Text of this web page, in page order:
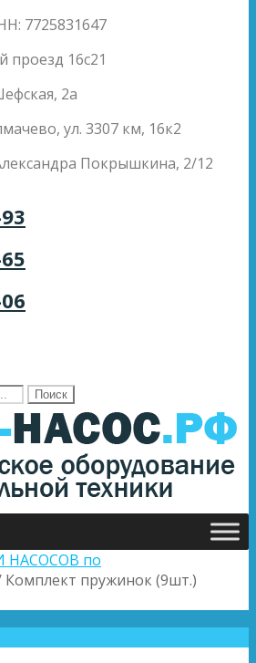
7725831647
проезд 16с21
2а
ул. 3307 км, 16к2
Покрышкина, 2/12
НАСОСОВ по
Комплект пружинок (9шт.)